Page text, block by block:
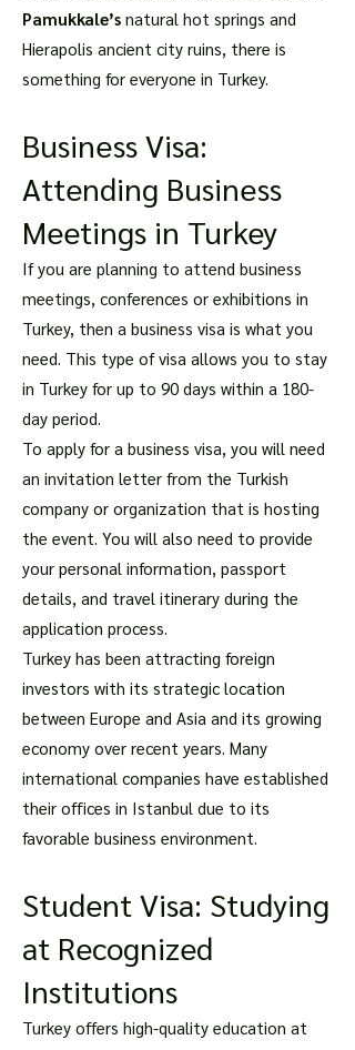
Pamukkale’s natural hot springs and
Hierapolis ancient city ruins, there is
something for everyone in Turkey.
Business Visa:
Attending Business
Meetings in Turkey
If you are planning to attend business
meetings, conferences or exhibitions in
Turkey, then a business visa is what you
need. This type of visa allows you to stay
in Turkey for up to 90 days within a 180-
day period.
To apply for a business visa, you will need
an invitation letter from the Turkish
company or organization that is hosting
the event. You will also need to provide
your personal information, passport
details, and travel itinerary during the
application process.
Turkey has been attracting foreign
investors with its strategic location
between Europe and Asia and its growing
economy over recent years. Many
international companies have established
their offices in Istanbul due to its
favorable business environment.
Student Visa: Studying
at Recognized
Institutions
Turkey offers high-quality education at